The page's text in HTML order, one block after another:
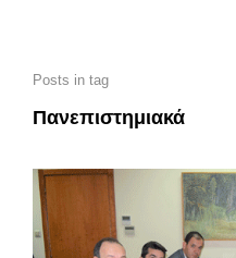
Posts in tag
Πανεπιστημιακά